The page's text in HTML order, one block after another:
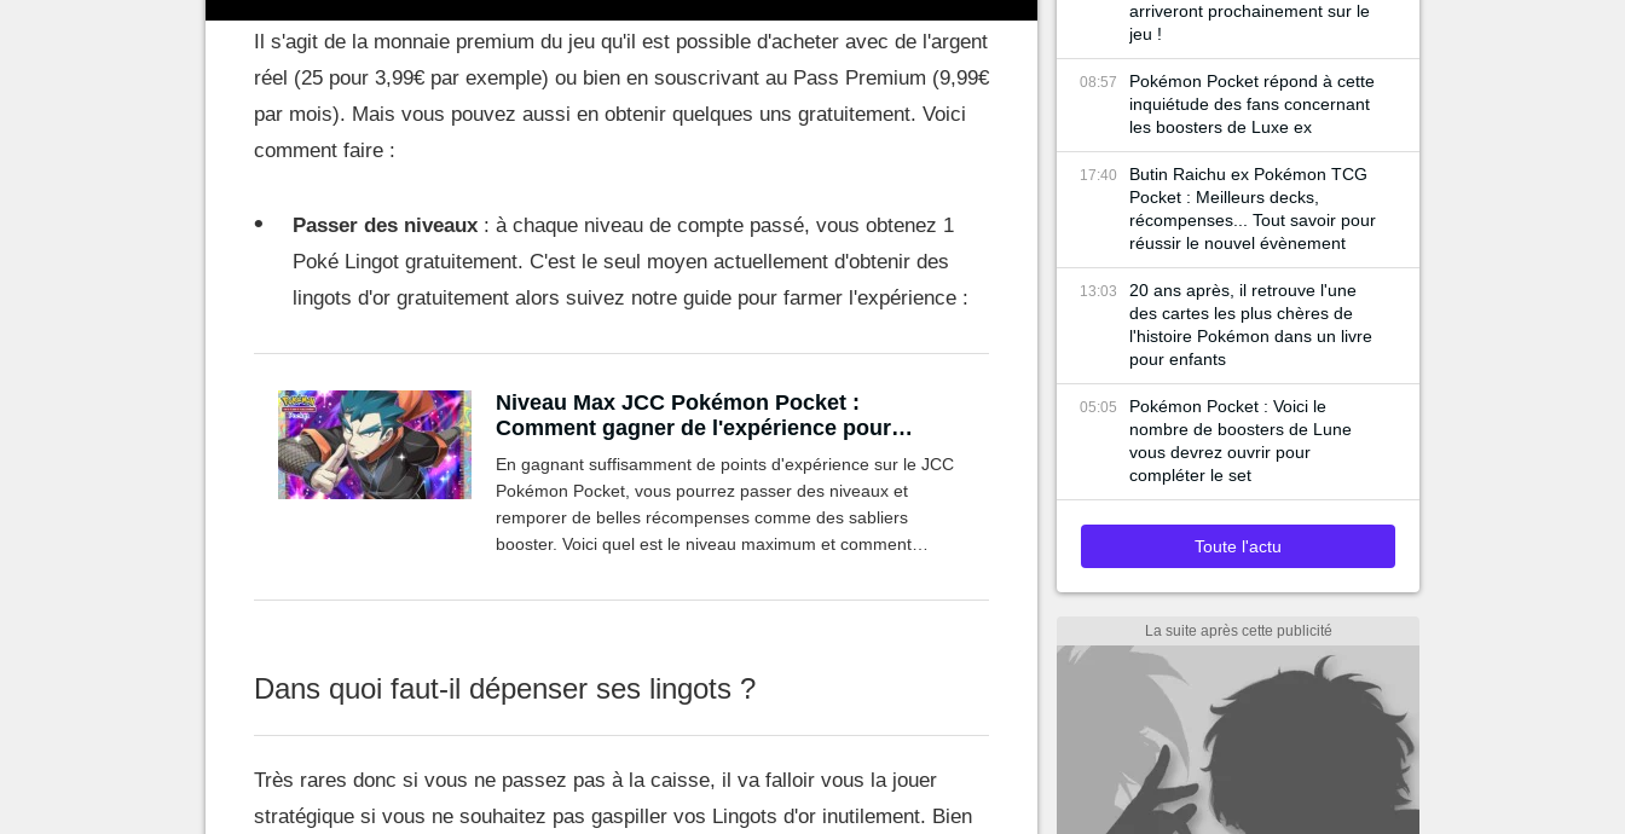
Il s'agit de la monnaie premium du jeu qu'il est possible d'acheter avec de l'argent
réel (25 pour 3,99€ par exemple) ou bien en souscrivant au Pass Premium (9,99€
par mois). Mais vous pouvez aussi en obtenir quelques uns gratuitement. Voici
comment faire :
Passer des niveaux : à chaque niveau de compte passé, vous obtenez 1
Poké Lingot gratuitement. C'est le seul moyen actuellement d'obtenir des
lingots d'or gratuitement alors suivez notre guide pour farmer l'expérience :
Niveau Max JCC Pokémon Pocket :
Comment gagner de l'expérience pour
monter les niveaux facilement ?
En gagnant suffisamment de points d'expérience sur le JCC
Pokémon Pocket, vous pourrez passer des niveaux et
remporer de belles récompenses comme des sabliers
booster. Voici quel est le niveau maximum et comment
Dans quoi faut-il dépenser ses lingots ?
Très rares donc si vous ne passez pas à la caisse, il va falloir vous la jouer
stratégique si vous ne souhaitez pas gaspiller vos Lingots d'or inutilement. Bien
arriveront prochainement sur le
jeu !
08:57
Pokémon Pocket répond à cette
inquiétude des fans concernant
les boosters de Luxe ex
17:40
Butin Raichu ex Pokémon TCG
Pocket : Meilleurs decks,
récompenses... Tout savoir pour
réussir le nouvel évènement
13:03
20 ans après, il retrouve l'une
des cartes les plus chères de
l'histoire Pokémon dans un livre
pour enfants
05:05
Pokémon Pocket : Voici le
nombre de boosters de Lune
vous devrez ouvrir pour
compléter le set
Toute l'actu